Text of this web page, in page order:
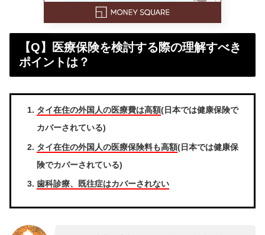
【Q】医療保険を検討する際の理解すべき
ポイントは？
タイ在住の外国人の医療費は高額(日本では健康保険で
カバーされている)
タイ在住の外国人の医療保険料も高額(日本では健康保
険でカバーされている)
歯科診療、既往症はカバーされない